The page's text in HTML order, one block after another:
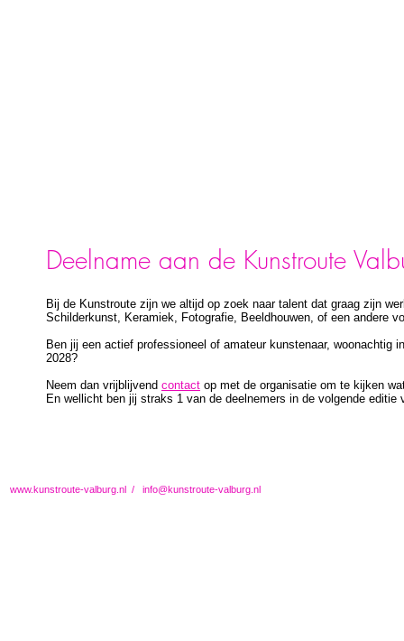
Deelname aan de Kunstroute
Bij de Kunstroute zijn we altijd op zoek naar talent dat graag zijn
Schilderkunst, Keramiek, Fotografie, Beeldhouwen, of een andere
Ben jij een actief professioneel of amateur kunstenaar, woonachtig
2028?
Neem dan vrijblijvend contact op met de organisatie om te kijken
En wellicht ben jij straks 1 van de deelnemers in de volgende editie
www.kunstroute-valburg.nl / info@kunstroute-valburg.nl